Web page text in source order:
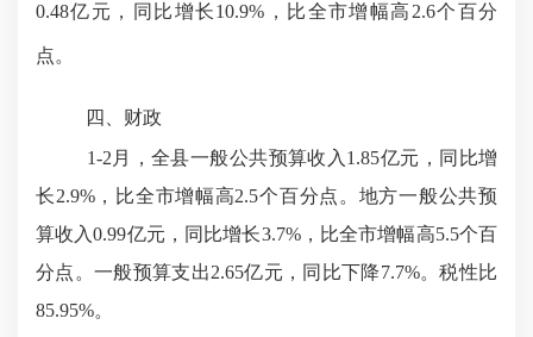
0.48亿元， 同比增长10.9%，比全市增幅高 2.6个百分
点。
四、 财政
1-2 月，全县一般公共预算收入 1.85亿元，同比增
长2.9%，比全市增幅高2.5个百分点。地方一般公共预
算收入0.99亿元，同比增长3.7%，比全市增幅高5.5个百
分点 。一般预算支出2.65亿元， 同比下降7.7%。税性比
85.95%。